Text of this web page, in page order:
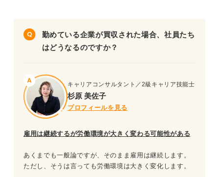
勤めている企業が買収された場合、社員たち
はどうなるのですか？
キャリアコンサルタント／2級キャリア技能士
杉原 美佐子
プロフィールを見る
雇用は継続するが労働環境が大きく変わる可能性がある
あくまでも一般論ですが、そのまま雇用は継続します。
ただし、そうは言っても労働環境は大きく変化します。